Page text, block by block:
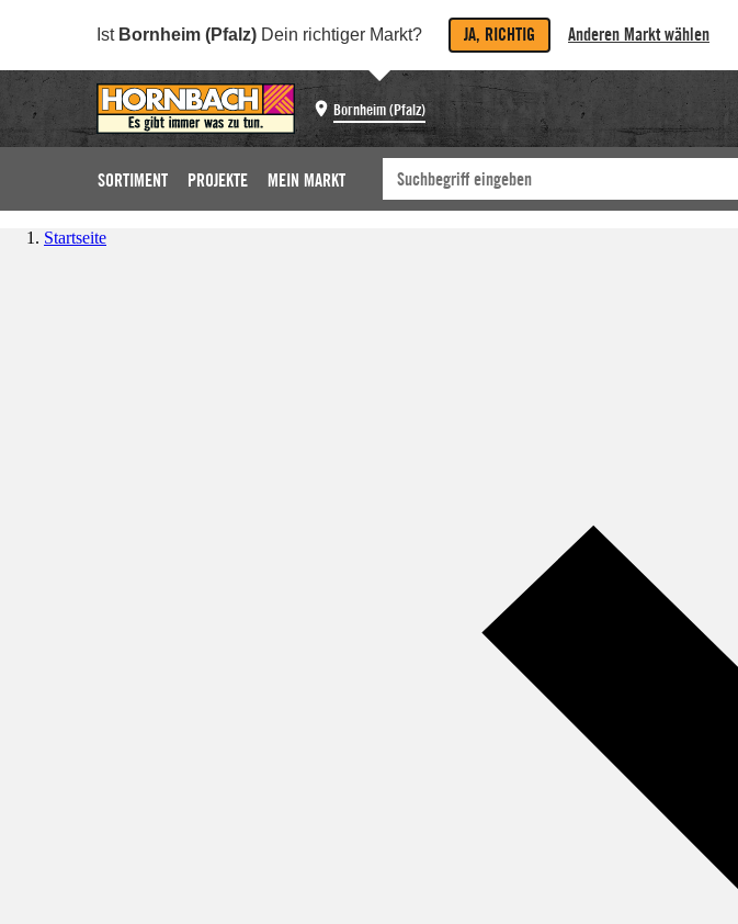
Ist Bornheim (Pfalz) Dein richtiger Markt? JA, RICHTIG Anderen Markt wählen
Bornheim (Pfalz)
SORTIMENT PROJEKTE MEIN MARKT
Startseite